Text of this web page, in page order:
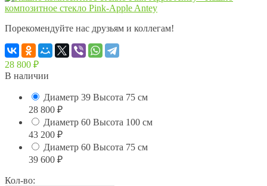
Порекомендуйте нас друзьям и коллегам!
28 800 ₽
В наличии
Диаметр 39 Высота 75 см
28 800 ₽
Диаметр 60 Высота 100 см
43 200 ₽
Диаметр 60 Высота 75 см
39 600 ₽
Кол-во: